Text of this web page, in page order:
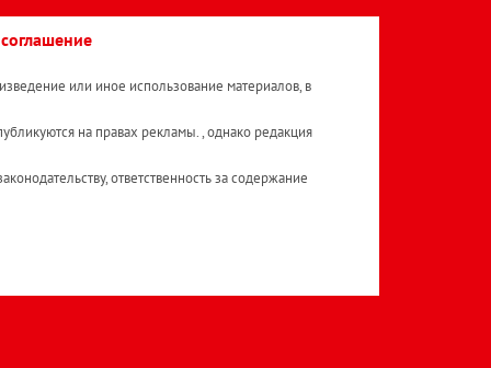
или иное использование материалов, в
на правах рекламы. , однако редакция
ответственность за содержание